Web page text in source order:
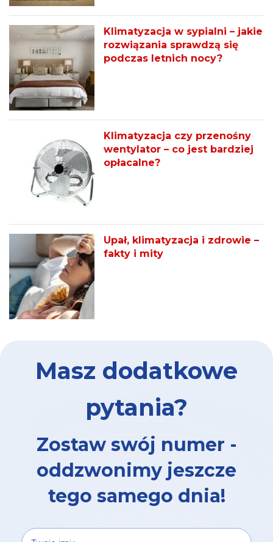
Klimatyzacja w sypialni – jakie
rozwiązania sprawdzą się
podczas letnich nocy?
Klimatyzacja czy przenośny
wentylator – co jest bardziej
opłacalne?
Upał, klimatyzacja i zdrowie –
fakty i mity
Masz dodatkowe
pytania?
Zostaw swój numer -
oddzwonimy jeszcze
tego samego dnia!